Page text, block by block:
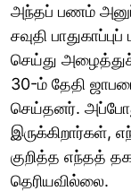
அந்தப் பணம்
சவுதி
செய்து
30-ம் தேதி
செய்தனர்.
இருக்கிறார்கள்,
குறித்த எந்தத்
தெரியவில்லை.